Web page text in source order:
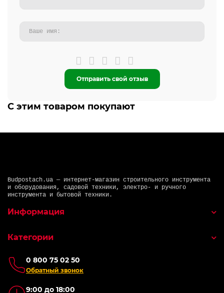
Отправить свой отзыв
С этим товаром покупают
Budpostach.ua — интернет-магазин строительного инструмента
и оборудования, садовой техники, электро- и ручного
инструмента и бытовой техники.
0 800 75 02 50
Обратный звонок
9:00 до 18:00
Информация
Категории